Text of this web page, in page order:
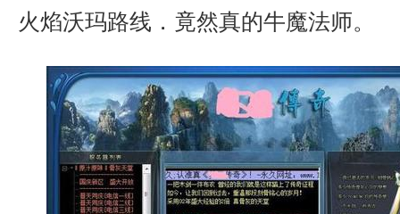
火焰沃玛路线．竟然真的牛魔法师。